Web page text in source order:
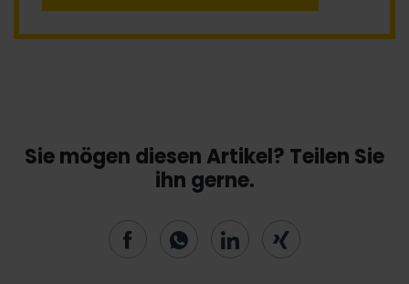
Sie mögen diesen Artikel? Teilen Sie
ihn gerne.